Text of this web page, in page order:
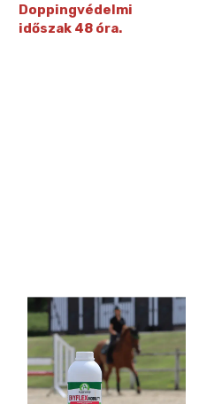
Doppingvédelmi
időszak 48 óra.